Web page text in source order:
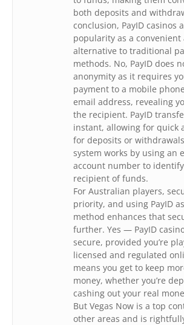
both deposits and
conclusion, PayID casinos
popularity as a convenient
alternative to traditional
methods. No, PayID does
anonymity as it requires
payment to a mobile
email address, revealing
the recipient. PayID
instant, allowing for quick
for deposits or
system works by using an
account number to
recipient of funds.
For Australian players,
priority, and using PayID
method enhances that
further. Yes — PayID
secure, provided you’re
licensed and regulated
means you get to keep
money, whether you’re
cashing out your real
But Vegas Now is a top
other areas and is